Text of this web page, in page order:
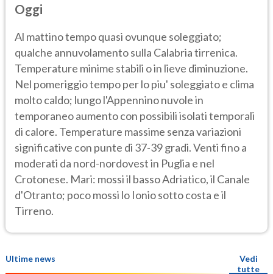
Oggi
Al mattino tempo quasi ovunque soleggiato;
qualche annuvolamento sulla Calabria tirrenica.
Temperature minime stabili o in lieve diminuzione.
Nel pomeriggio tempo per lo piu' soleggiato e clima
molto caldo; lungo l'Appennino nuvole in
temporaneo aumento con possibili isolati temporali
di calore. Temperature massime senza variazioni
significative con punte di 37-39 gradi. Venti fino a
moderati da nord-nordovest in Puglia e nel
Crotonese. Mari: mossi il basso Adriatico, il Canale
d'Otranto; poco mossi lo Ionio sotto costa e il
Tirreno.
Ultime news
Vedi
tutte